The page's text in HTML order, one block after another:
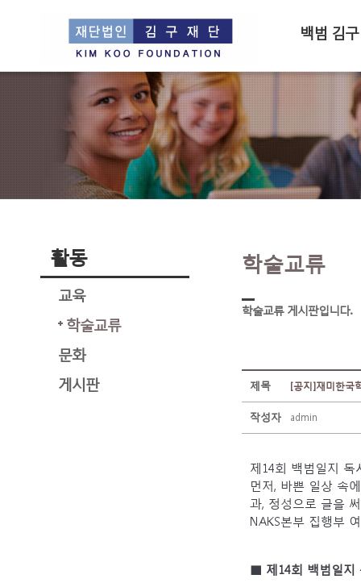
백범 김구
활동
교육
학술교류
문화
게시판
학술교류
학술교류 게시판입니다.
제목 [공지]재미한국
작성자 admin
제14회 백범일지 독
먼저, 바쁜 일상 속
과, 정성으로 글을
NAKS본부 집행부
■ 제14회 백범일지